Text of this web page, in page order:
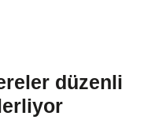
düzenli